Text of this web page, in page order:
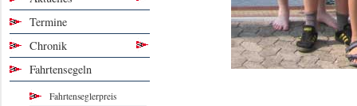
Termine
Chronik
Fahrtensegeln
Fahrtenseglerpreis